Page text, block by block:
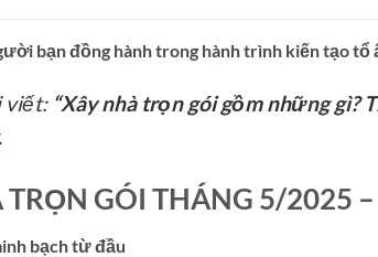
bạn đồng hành trong hành trình kiến tạo tổ
viết: “Xây nhà trọn gói gồm những gì?
GÓI THÁNG 5/2025
bạch từ đầu